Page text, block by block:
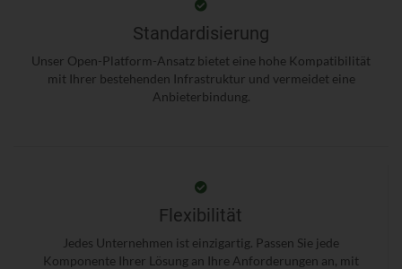
Standardisierung
Unser Open-Platform-Ansatz bietet eine hohe Kompatibilität
mit Ihrer bestehenden Infrastruktur und vermeidet eine
Anbieterbindung.
Flexibilität
Jedes Unternehmen ist einzigartig. Passen Sie jede
Komponente Ihrer Lösung an Ihre Anforderungen an, mit